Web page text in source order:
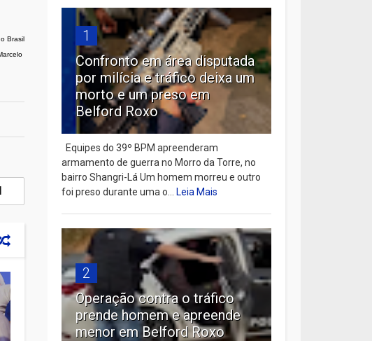
Brasil
1
Confronto em área disputada
por milícia e tráfico deixa um
morto e um preso em
Belford Roxo
Equipes do 39º BPM apreenderam
armamento de guerra no Morro da Torre, no
bairro Shangri-Lá Um homem morreu e outro
foi preso durante uma o...Leia Mais
2
Operação contra o tráfico
prende homem e apreende
menor em Belford Roxo